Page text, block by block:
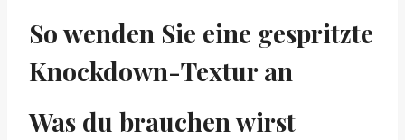
So wenden Sie eine gespritzte
Knockdown-Textur an
Was du brauchen wirst